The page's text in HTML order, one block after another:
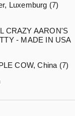
Luxemburg (7)
CRAZY AARON'S
- MADE IN USA
COW, China (7)